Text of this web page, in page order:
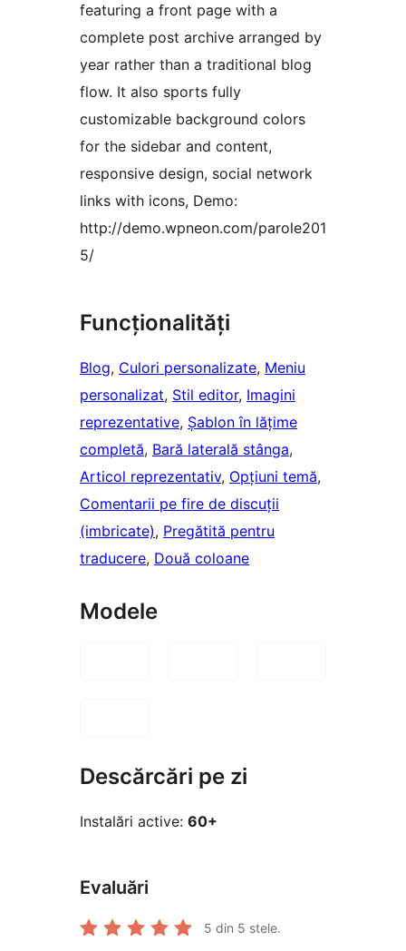
featuring a front page with a
complete post archive arranged by
year rather than a traditional blog
flow. It also sports fully
customizable background colors
for the sidebar and content,
responsive design, social network
links with icons, Demo:
http://demo.wpneon.com/parole201
5/
Funcționalități
Blog, Culori personalizate, Meniu
personalizat, Stil editor, Imagini
reprezentative, Șablon în lățime
completă, Bară laterală stânga
Articol reprezentativ, Opțiuni temă
Comentarii pe fire de discuții
(imbricate), Pregătită pentru
traducere, Două coloane
Modele
Descărcări pe zi
Instalări active: 60+
Evaluări
5 din 5 stele.